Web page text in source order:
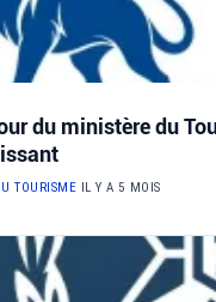
du ministère du
TOURISME IL Y A 5 MOIS